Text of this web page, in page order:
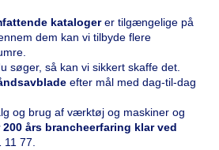
katalogerer tilgængelige på
dem kan vi tilbyde flere
søger, så kan vi sikkert skaffe det.
efter mål med dag-til-dag
og brug af værktøj og maskiner og
200 års brancheerfaring klar ved
11 77